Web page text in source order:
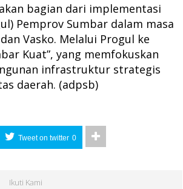
bagian dari implementasi
Pemprov Sumbar dalam masa
Vasko. Melalui Progul ke
Kuat”, yang memfokuskan
infrastruktur strategis
daerah. (adpsb)
Tweet on twitter 0
Ikuti Kami